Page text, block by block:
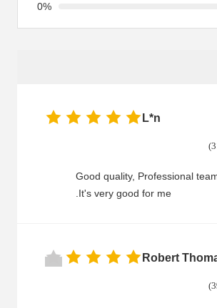
0%
L*n
Good quality, Professional
It's very good for me.
Robert